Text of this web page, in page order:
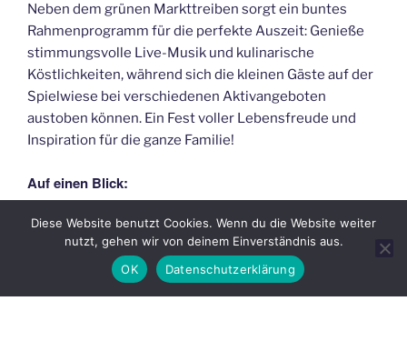
Neben dem grünen Markttreiben sorgt ein buntes
Rahmenprogramm für die perfekte Auszeit: Genieße
stimmungsvolle Live-Musik und kulinarische
Köstlichkeiten, während sich die kleinen Gäste auf der
Spielwiese bei verschiedenen Aktivangeboten
austoben können. Ein Fest voller Lebensfreude und
Inspiration für die ganze Familie!
Auf einen Blick:
Wann:Samstag, 27.06.2026 & Sonntag, 28.06.2026 |
täglich 10:00 – 18:00 Uhr
Diese Website benutzt Cookies. Wenn du die Website weiter
nutzt, gehen wir von deinem Einverständnis aus.
OK
Datenschutzerklärung